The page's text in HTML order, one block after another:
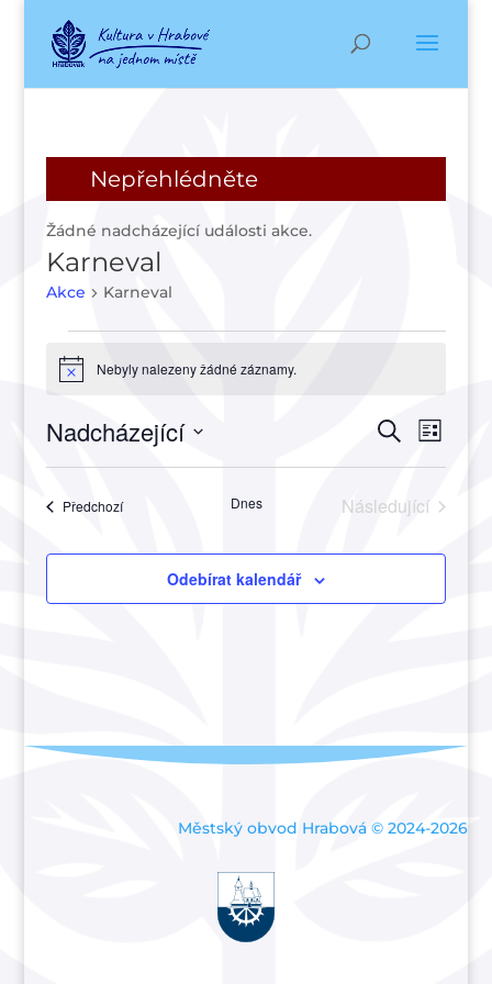
Nepřehlédněte
Žádné nadcházející události akce.
Karneval
Akce Karneval
Notice Nebyly nalezeny žádné záznamy.
a
Hledat
pro
Akce
Seznam
Nadcházející
PředchozíAkce Dnes
Následující
Odebírat kalendář
Městský obvod Hrabová © 2024-2026